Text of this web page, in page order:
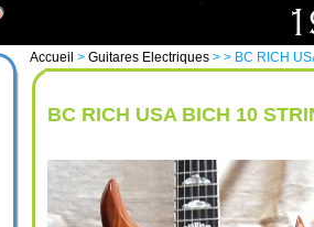
Accueil > Guitares Electriques > > BC RICH
BC RICH USA BICH 10